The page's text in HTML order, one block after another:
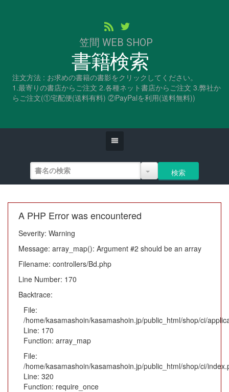
笠間 WEB SHOP
書籍検索
注文方法 : お求めの書籍の書影をクリックしてください。
1.最寄りの書店からご注文 2.各種ネット書店からご注文 3.弊社か
らご注文(①宅配便(送料有料) ②PayPalを利用(送料無料))
A PHP Error was encountered
Severity: Warning
Message: array_map(): Argument #2 should be an array
Filename: controllers/Bd.php
Line Number: 170
Backtrace:
File:
/home/kasamashoin/kasamashoin.jp/public_html/shop/ci/
Line: 170
Function: array_map
File:
/home/kasamashoin/kasamashoin.jp/public_html/shop/ci/
Line: 320
Function: require_once